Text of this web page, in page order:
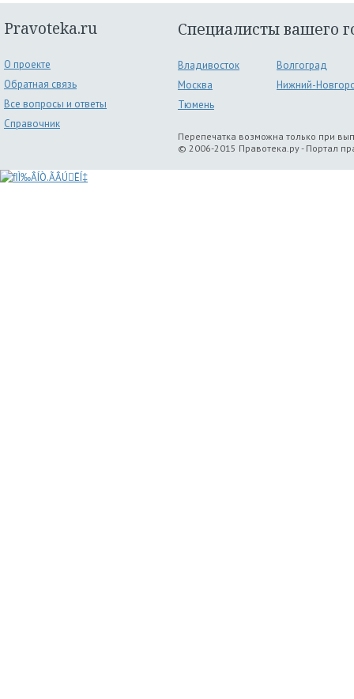
Pravoteka.ru
О проекте
Обратная связь
Все вопросы и ответы
Справочник
Специалисты вашего
Владивосток
Волгоград
Москва
Нижний-
Тюмень
Перепечатка возможна только при
© 2006-2015 Правотека.ру - Портал